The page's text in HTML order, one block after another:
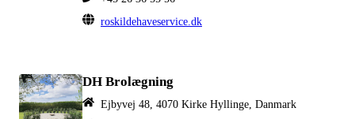
roskildehaveservice.dk
DH Brolægning
Ejbyvej 48, 4070 Kirke Hyllinge, Danmark